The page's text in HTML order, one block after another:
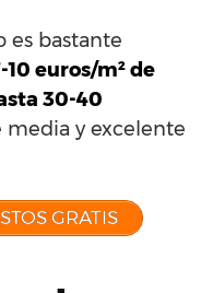
es bastante
10 euros/m² de
30-40
media y excelente
GRATIS